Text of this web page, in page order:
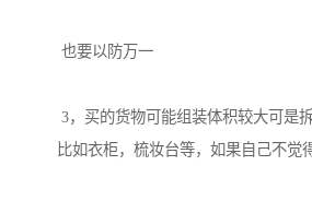
比如衣柜，梳妆台等，如果自己不觉